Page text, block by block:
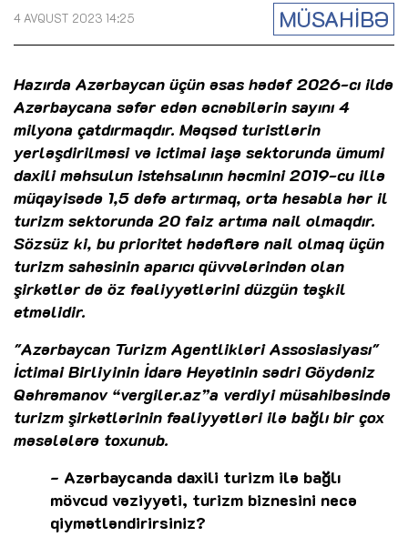
MÜSAHİBƏ
4 AVQUST 2023 14:25
Hazırda Azərbaycan üçün əsas hədəf 2026-cı ildə
Azərbaycana səfər edən əcnəbilərin sayını 4
milyona çatdırmaqdır. Məqsəd turistlərin
yerləşdirilməsi və ictimai iaşə sektorunda ümumi
daxili məhsulun istehsalının həcmini 2019-cu illə
müqayisədə 1,5 dəfə artırmaq, orta hesabla hər il
turizm sektorunda 20 faiz artıma nail olmaqdır.
Sözsüz ki, bu prioritet hədəflərə nail olmaq üçün
turizm sahəsinin aparıcı qüvvələrindən olan
şirkətlər də öz fəaliyyətlərini düzgün təşkil
etməlidir.
"Azərbaycan Turizm Agentlikləri Assosiasiyası"
İctimai Birliyinin İdarə Heyətinin sədri Göydəniz
Qəhrəmanov “vergiler.az”a verdiyi müsahibəsində
turizm şirkətlərinin fəaliyyətləri ilə bağlı bir çox
məsələlərə toxunub.
- Azərbaycanda daxili turizm ilə bağlı
mövcud vəziyyəti, turizm biznesini necə
qiymətləndirirsiniz?